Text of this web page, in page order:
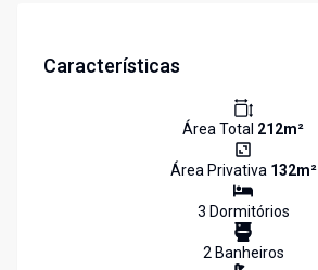
Características
Área Total 212m²
Área Privativa 132m²
3 Dormitórios
2Banheiros